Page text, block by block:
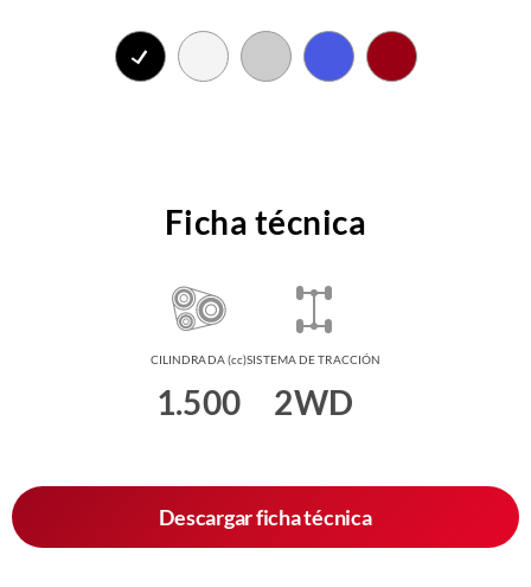
L
Ficha técnica
CILINDRADA (cc)
1.500
SISTEMA DE TRACCIÓN
2WD
Descargar ficha técnica